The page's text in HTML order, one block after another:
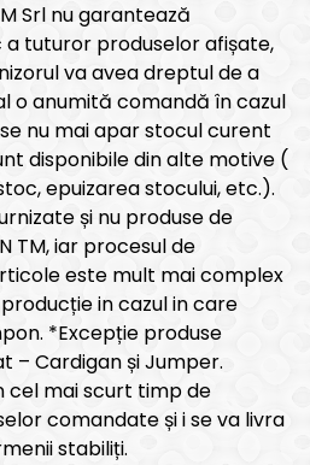
Srl nu garantează
tuturor produselor afișate,
va avea dreptul de a
o anumită comandă în cazul
nu mai apar stocul curent
disponibile din alte motive (
epuizarea stocului, etc.).
și nu produse de
TM, iar procesul de
este mult mai complex
in cazul in care
*Excepție produse
– Cardigan și Jumper.
cel mai scurt timp de
comandate și i se va livra
stabiliți.